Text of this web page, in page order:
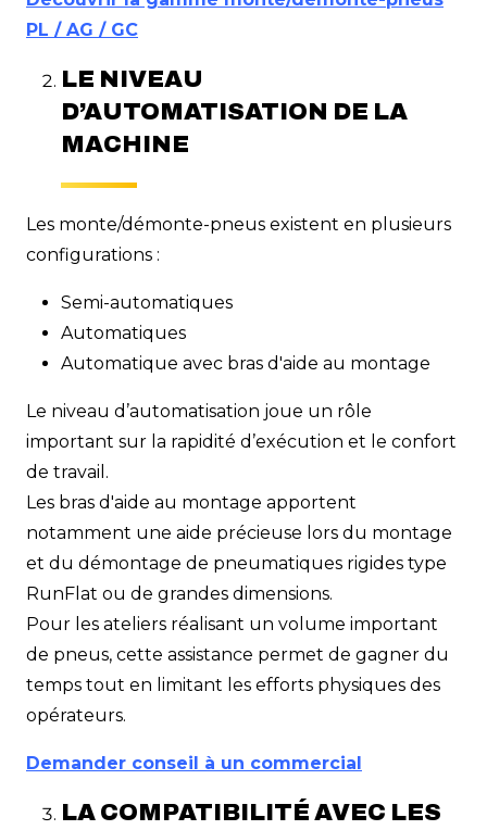
PL / AG / GC
LE NIVEAU
D’AUTOMATISATION DE LA
MACHINE
Les monte/démonte-pneus existent en plusieurs
configurations :
Semi-automatiques
Automatiques
Automatique avec bras d'aide au montage
Le niveau d’automatisation joue un rôle
important sur la rapidité d’exécution et le confort
de travail.
Les bras d'aide au montage apportent
notamment une aide précieuse lors du montage
et du démontage de pneumatiques rigides type
RunFlat ou de grandes dimensions.
Pour les ateliers réalisant un volume important
de pneus, cette assistance permet de gagner du
temps tout en limitant les efforts physiques des
opérateurs.
Demander conseil à un commercial
LA COMPATIBILITÉ AVEC LES